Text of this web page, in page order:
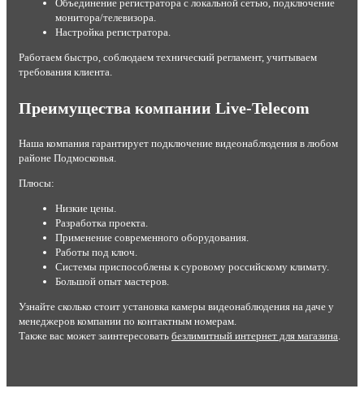
Объединение регистратора с локальной сетью, подключение
монитора/телевизора.
Настройка регистратора.
Работаем быстро, соблюдаем технический регламент, учитываем
требования клиента.
Преимущества компании Live-Telecom
Наша компания гарантирует подключение видеонаблюдения в любом
районе Подмосковья.
Плюсы:
Низкие цены.
Разработка проекта.
Применение современного оборудования.
Работы под ключ.
Системы приспособлены к суровому российскому климату.
Большой опыт мастеров.
Узнайте сколько стоит установка камеры видеонаблюдения на даче у
менеджеров компании по контактным номерам.
Также вас может заинтересовать безлимитный интернет для магазина